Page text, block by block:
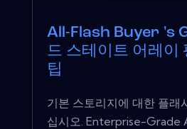
All-Flash Buyer 's
드 스테이트 어레이
팁
기본 스토리지에 대한 플래
십시오. Enterprise-Grade